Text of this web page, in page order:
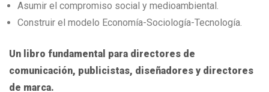
Asumir el compromiso social y medioambiental.
Construir el modelo Economía-Sociología-Tecnología.
Un libro fundamental para directores de
comunicación, publicistas, diseñadores y directores
de marca.